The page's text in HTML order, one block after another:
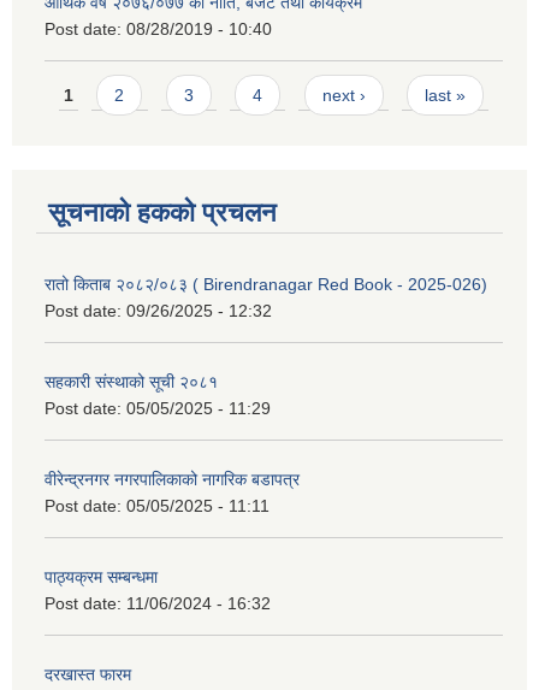
Post date: 08/28/2019 - 10:40
Pages
1 2 3 4 next › last »
सूचनाको हकको प्रचलन
रातो किताब २०८२/०८३ ( Birendranagar Red Book - 2025-026)
Post date: 09/26/2025 - 12:32
सहकारी संस्थाको सूची २०८१
Post date: 05/05/2025 - 11:29
वीरेन्द्रनगर नगरपालिकाको नागरिक बडापत्र
Post date: 05/05/2025 - 11:11
पाठ्यक्रम सम्बन्धमा
Post date: 11/06/2024 - 16:32
दरखास्त फारम